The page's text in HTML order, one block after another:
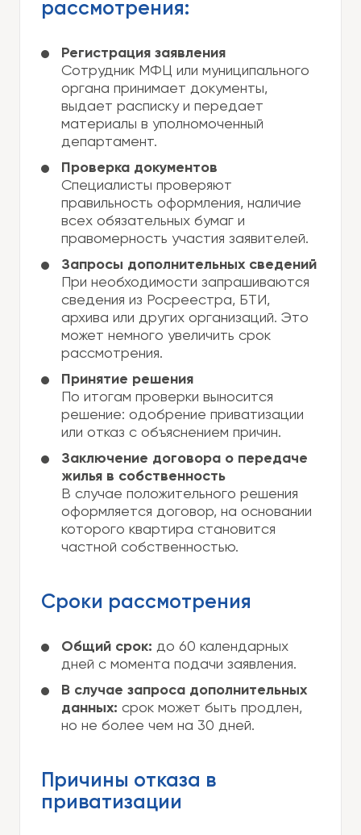
рассмотрения:
Регистрация заявления
Сотрудник МФЦ или муниципального
органа принимает документы,
выдает расписку и передает
материалы в уполномоченный
департамент.
Проверка документов
Специалисты проверяют
правильность оформления, наличие
всех обязательных бумаг и
правомерность участия заявителей.
Запросы дополнительных сведений
При необходимости запрашиваются
сведения из Росреестра, БТИ,
архива или других организаций. Это
может немного увеличить срок
рассмотрения.
Принятие решения
По итогам проверки выносится
решение: одобрение приватизации
или отказ с объяснением причин.
Заключение договора о передаче
жилья в собственность
В случае положительного решения
оформляется договор, на основании
которого квартира становится
частной собственностью.
Сроки рассмотрения
Общий срок: до 60 календарных
дней с момента подачи заявления.
В случае запроса дополнительных
данных: срок может быть продлен,
но не более чем на 30 дней.
Причины отказа в
приватизации